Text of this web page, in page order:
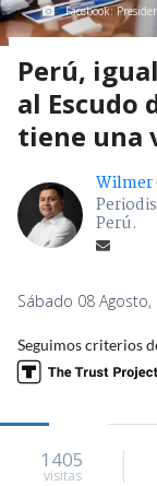
Facebook:
Perú,
al Escudo
tiene una
Wilmer
Perú.
Sábado 08 Agosto,
Seguimos criterios
1405
visitas